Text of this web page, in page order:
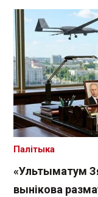
«Ультыматум
вынікова
Палітыка